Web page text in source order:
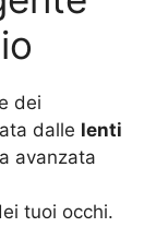
dei
dalle lenti
avanzata
tuoi occhi.